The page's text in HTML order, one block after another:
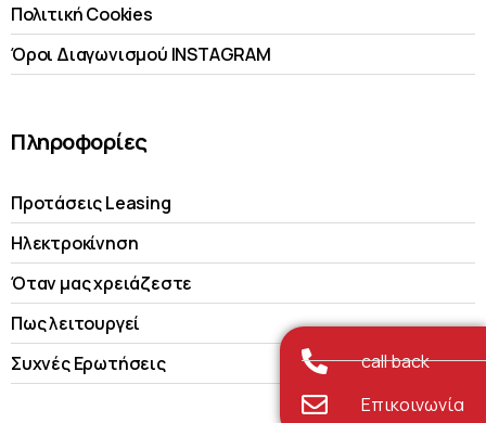
Πολιτική Cookies
Όροι Διαγωνισμού INSTAGRAM
Πληροφορίες
Προτάσεις Leasing
Ηλεκτροκίνηση
Όταν μας χρειάζεστε
Πως λειτουργεί
Συχνές Ερωτήσεις
call back
Επικοινωνία